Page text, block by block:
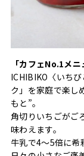
「カフェNo.1メ
ICHIBIKO〈いち
ク」を家庭で楽し
もと”。
角切りいちごがご
味わえます。
牛乳で4〜5倍に希